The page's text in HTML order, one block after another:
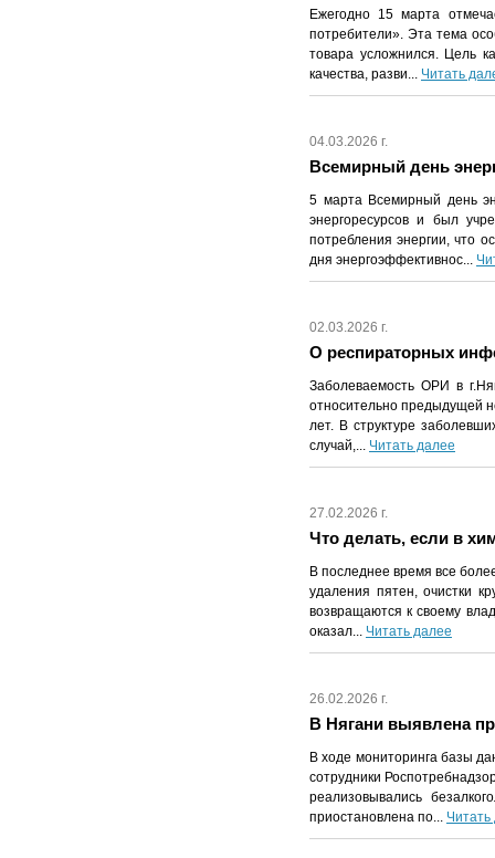
Ежегодно 15 марта
потребители». Эта тема
товара усложнился. Цель
качества, разви... Читать
04.03.2026 г.
Всемирный день
5 марта Всемирный день
энергоресурсов и был
потребления энергии, что
дня энергоэффективнос...
02.03.2026 г.
О респираторных
Заболеваемость ОРИ в
относительно предыдущей
лет. В структуре
случай,... Читать далее
27.02.2026 г.
Что делать, если в
В последнее время все
удаления пятен, очистки
возвращаются к своему
оказал... Читать далее
26.02.2026 г.
В Нягани выявлена
В ходе мониторинга базы
сотрудники
реализовывались
приостановлена по... Читать